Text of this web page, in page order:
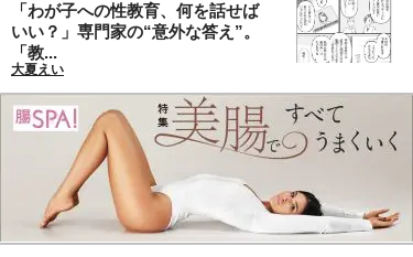
「わが子への性教育、何を話せば
いい？」専門家の“意外な答え”。
「教...
大夏えい